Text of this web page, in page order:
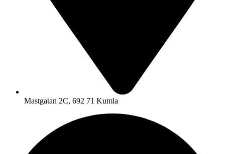
Mastgatan 2C, 692 71 Kumla